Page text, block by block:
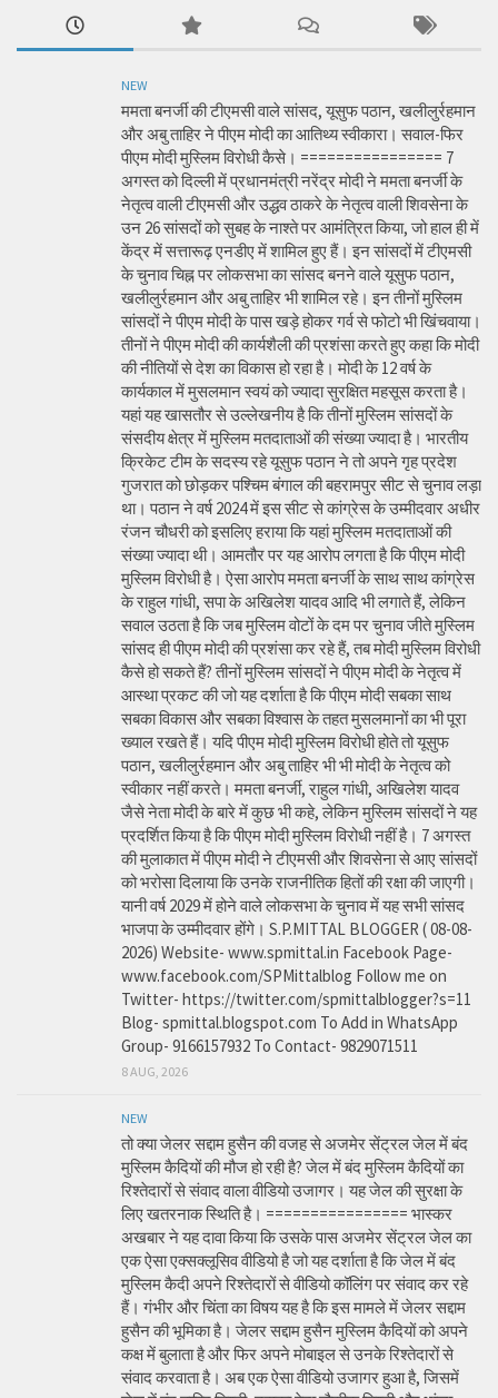
NEW
ममता बनर्जी की टीएमसी वाले सांसद, यूसुफ पठान, खलीलुर्रहमान
और अबु ताहिर ने पीएम मोदी का आतिथ्य स्वीकारा। सवाल-फिर
पीएम मोदी मुस्लिम विरोधी कैसे। ================ 7
अगस्त को दिल्ली में प्रधानमंत्री नरेंद्र मोदी ने ममता बनर्जी के
नेतृत्व वाली टीएमसी और उद्धव ठाकरे के नेतृत्व वाली शिवसेना के
उन 26 सांसदों को सुबह के नाश्ते पर आमंत्रित किया, जो हाल ही में
केंद्र में सत्तारूढ़ एनडीए में शामिल हुए हैं। इन सांसदों में टीएमसी
के चुनाव चिह्न पर लोकसभा का सांसद बनने वाले यूसुफ पठान,
खलीलुर्रहमान और अबु ताहिर भी शामिल रहे। इन तीनों मुस्लिम
सांसदों ने पीएम मोदी के पास खड़े होकर गर्व से फोटो भी खिंचवाया।
तीनों ने पीएम मोदी की कार्यशैली की प्रशंसा करते हुए कहा कि मोदी
की नीतियों से देश का विकास हो रहा है। मोदी के 12 वर्ष के
कार्यकाल में मुसलमान स्वयं को ज्यादा सुरक्षित महसूस करता है।
यहां यह खासतौर से उल्लेखनीय है कि तीनों मुस्लिम सांसदों के
संसदीय क्षेत्र में मुस्लिम मतदाताओं की संख्या ज्यादा है। भारतीय
क्रिकेट टीम के सदस्य रहे यूसुफ पठान ने तो अपने गृह प्रदेश
गुजरात को छोड़कर पश्चिम बंगाल की बहरामपुर सीट से चुनाव लड़ा
था। पठान ने वर्ष 2024 में इस सीट से कांग्रेस के उम्मीदवार अधीर
रंजन चौधरी को इसलिए हराया कि यहां मुस्लिम मतदाताओं की
संख्या ज्यादा थी। आमतौर पर यह आरोप लगता है कि पीएम मोदी
मुस्लिम विरोधी है। ऐसा आरोप ममता बनर्जी के साथ साथ कांग्रेस
के राहुल गांधी, सपा के अखिलेश यादव आदि भी लगाते हैं, लेकिन
सवाल उठता है कि जब मुस्लिम वोटों के दम पर चुनाव जीते मुस्लिम
सांसद ही पीएम मोदी की प्रशंसा कर रहे हैं, तब मोदी मुस्लिम विरोधी
कैसे हो सकते हैं? तीनों मुस्लिम सांसदों ने पीएम मोदी के नेतृत्व में
आस्था प्रकट की जो यह दर्शाता है कि पीएम मोदी सबका साथ
सबका विकास और सबका विश्वास के तहत मुसलमानों का भी पूरा
ख्याल रखते हैं। यदि पीएम मोदी मुस्लिम विरोधी होते तो यूसुफ
पठान, खलीलुर्रहमान और अबु ताहिर भी भी मोदी के नेतृत्व को
स्वीकार नहीं करते। ममता बनर्जी, राहुल गांधी, अखिलेश यादव
जैसे नेता मोदी के बारे में कुछ भी कहे, लेकिन मुस्लिम सांसदों ने यह
प्रदर्शित किया है कि पीएम मोदी मुस्लिम विरोधी नहीं है। 7 अगस्त
की मुलाकात में पीएम मोदी ने टीएमसी और शिवसेना से आए सांसदों
को भरोसा दिलाया कि उनके राजनीतिक हितों की रक्षा की जाएगी।
यानी वर्ष 2029 में होने वाले लोकसभा के चुनाव में यह सभी सांसद
भाजपा के उम्मीदवार होंगे। S.P.MITTAL BLOGGER ( 08-08-
2026) Website- www.spmittal.in Facebook Page-
www.facebook.com/SPMittalblog Follow me on
Twitter- https://twitter.com/spmittalblogger?s=11
Blog- spmittal.blogspot.com To Add in WhatsApp
Group- 9166157932 To Contact- 9829071511
8 AUG, 2026
NEW
तो क्या जेलर सद्दाम हुसैन की वजह से अजमेर सेंट्रल जेल में बंद
मुस्लिम कैदियों की मौज हो रही है? जेल में बंद मुस्लिम कैदियों का
रिश्तेदारों से संवाद वाला वीडियो उजागर। यह जेल की सुरक्षा के
लिए खतरनाक स्थिति है। ================ भास्कर
अखबार ने यह दावा किया कि उसके पास अजमेर सेंट्रल जेल का
एक ऐसा एक्सक्लूसिव वीडियो है जो यह दर्शाता है कि जेल में बंद
मुस्लिम कैदी अपने रिश्तेदारों से वीडियो कॉलिंग पर संवाद कर रहे
हैं। गंभीर और चिंता का विषय यह है कि इस मामले में जेलर सद्दाम
हुसैन की भूमिका है। जेलर सद्दाम हुसैन मुस्लिम कैदियों को अपने
कक्ष में बुलाता है और फिर अपने मोबाइल से उनके रिश्तेदारों से
संवाद करवाता है। अब एक ऐसा वीडियो उजागर हुआ है, जिसमें